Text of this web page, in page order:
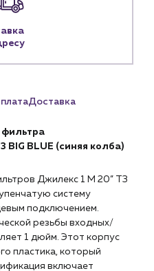
63
Доставка
фильтра
BIG BLUE (синяя колба)
Джилекс 1 М 20” Т3
систему
подключением.
резьбы входных/
1 дюйм. Этот корпус
пластика, который
включает